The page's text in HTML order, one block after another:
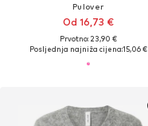
Pulover
Od 16,73 €
Prvotno: 23,90 €
Posljednja najniža cijena:15,06 €